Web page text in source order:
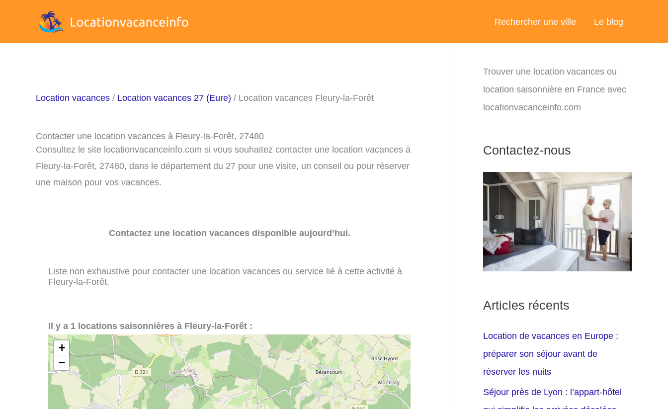
Rechercher une ville Le blog
Location vacances / Location vacances 27 (Eure) / Location vacances Fleury-la-Forêt
Contacter une location vacances à Fleury-la-Forêt, 27480
Consultez le site locationvacanceinfo.com si vous souhaitez contacter une location vacances à
Fleury-la-Forêt, 27480, dans le département du 27 pour une visite, un conseil ou pour réserver
une maison pour vos vacances.
Contactez une location vacances disponible aujourd’hui.
Liste non exhaustive pour contacter une location vacances ou service lié à cette activité à
Fleury-la-Forêt.
Il y a 1 locations saisonnières à Fleury-la-Forêt :
+
−
Trouver une location vacances ou
location saisonnière en France avec
locationvacanceinfo.com
Contactez-nous
Articles récents
Location de vacances en Europe :
préparer son séjour avant de
réserver les nuits
Séjour près de Lyon : l’appart-hôtel